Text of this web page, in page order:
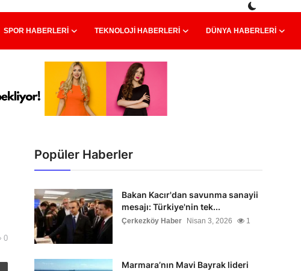
SPOR HABERLERI TEKNOLOJI HABERLERI DÜNYA HABERLERI
0
Popüler Haberler
Bakan Kacır'dan savunma sanayii
mesajı: Türkiye'nin tek...
Çerkezköy Haber Nisan 3, 2026 1
Marmara’nın Mavi Bayrak lideri